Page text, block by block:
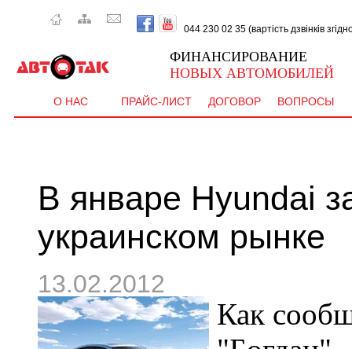
044 230 02 35 (вартість дзвінків
ФИНАНСИРОВАНИЕ
НОВЫХ АВТОМОБИЛЕЙ
О НАС ПРАЙС-ЛИСТ ДОГОВОР ВОПРОСЫ
В январе Hyundai
украинском рынке
13.02.2012
Как